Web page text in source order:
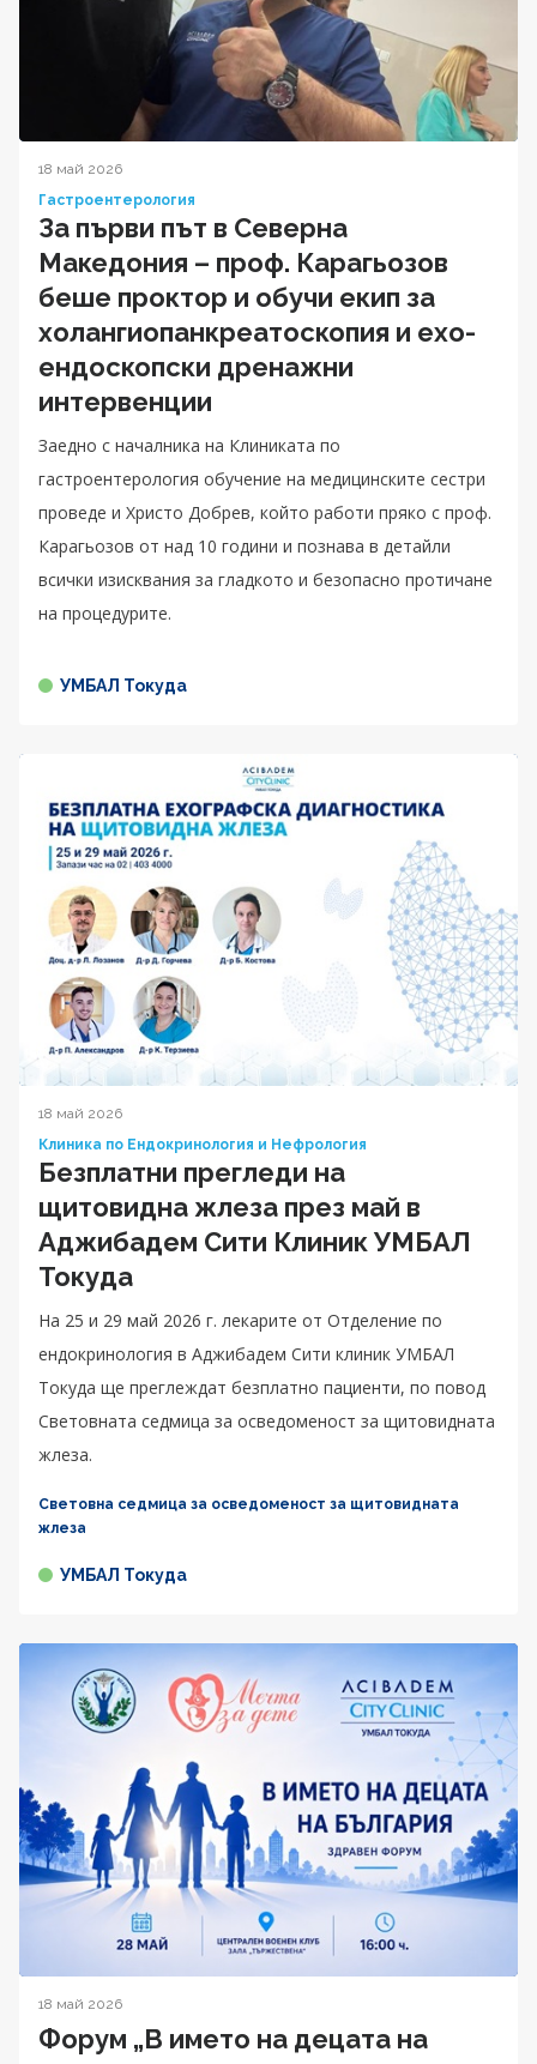
18 май 2026
Гастроентерология
За първи път в Северна
Македония – проф. Карагьозов
беше проктор и обучи екип за
холангиопанкреатоскопия и ехо-
ендоскопски дренажни
интервенции
Заедно с началника на Клиниката по
гастроентерология обучение на медицинските сестри
проведе и Христо Добрев, който работи пряко с проф.
Карагьозов от над 10 години и познава в детайли
всички изисквания за гладкото и безопасно протичане
на процедурите.
УМБАЛ Токуда
18 май 2026
Клиника по Ендокринология и Нефрология
Безплатни прегледи на
щитовидна жлеза през май в
Аджибадем Сити Клиник УМБАЛ
Токуда
На 25 и 29 май 2026 г. лекарите от Отделение по
ендокринология в Аджибадем Сити клиник УМБАЛ
Токуда ще преглеждат безплатно пациенти, по повод
Световната седмица за осведоменост за щитовидната
жлеза.
Световна седмица за осведоменост за щитовидната
жлеза
УМБАЛ Токуда
18 май 2026
Форум „В името на децата на